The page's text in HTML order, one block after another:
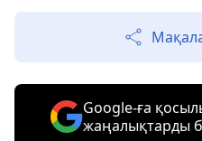
Google-ға
жаңалықтарды